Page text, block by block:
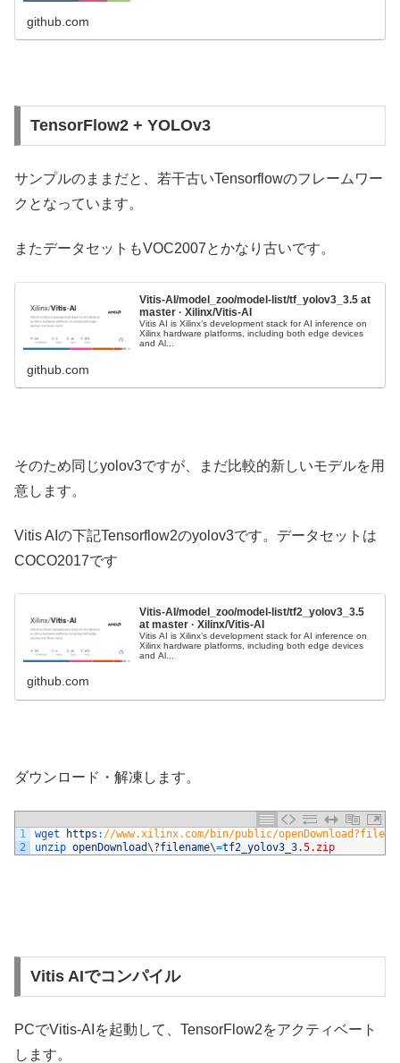
github.com
TensorFlow2 + YOLOv3
サンプルのままだと、若干古いTensorflowのフレームワー
クとなっています。
またデータセットもVOC2007とかなり古いです。
Vitis-AI/model_zoo/model-list/tf_yolov3_3.5 at
master · Xilinx/Vitis-AI
Vitis AI is Xilinx’s development stack for AI inference on
Xilinx hardware platforms, including both edge devices
and Al...
github.com
そのため同じyolov3ですが、まだ比較的新しいモデルを用
意します。
Vitis AIの下記Tensorflow2のyolov3です。データセットは
COCO2017です
Vitis-AI/model_zoo/model-list/tf2_yolov3_3.5
at master · Xilinx/Vitis-AI
Vitis AI is Xilinx’s development stack for AI inference on
Xilinx hardware platforms, including both edge devices
and Al...
github.com
ダウンロード・解凍します。
1
2
wget https : //www.xilinx.com/bin/public/
unzip openDownload\?filename\=tf2_yolov3_3.5.zip
Vitis AIでコンパイル
PCでVitis-AIを起動して、TensorFlow2をアクティベート
します。